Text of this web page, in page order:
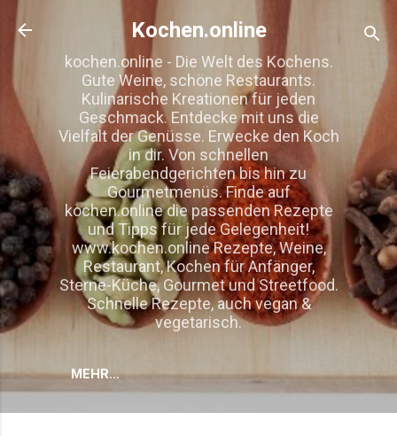
Direkt zum Hauptbereich
Kochen.online
kochen.online - Die Welt des Kochens.
Gute Weine, schöne Restaurants.
Kulinarische Kreationen für jeden
Geschmack. Entdecke mit uns die
Vielfalt der Genüsse. Erwecke den Koch
in dir. Von schnellen
Feierabendgerichten bis hin zu
Gourmetmenüs. Finde auf
kochen.online die passenden Rezepte
und Tipps für jede Gelegenheit!
www.kochen.online Rezepte, Weine,
Restaurant, Kochen für Anfänger,
Sterne-Küche, Gourmet und Streetfood.
Schnelle Rezepte, auch vegan &
vegetarisch.
MEHR…